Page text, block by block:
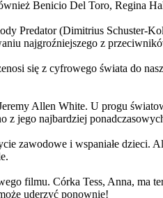
Benicio Del Toro, Regina
Predator (Dimitrius Schuster-
najgroźniejszego z
się z cyfrowego świata do
Allen White. U progu
z jego najbardziej
zawodowe i wspaniałe dzieci.
Córka Tess, Anna, ma
uderzyć ponownie!